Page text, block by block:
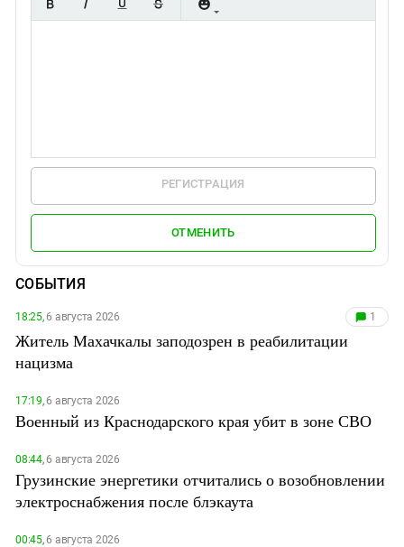
РЕГИСТРАЦИЯ
ОТМЕНИТЬ
СОБЫТИЯ
18:25,6 августа 2026 1
Житель Махачкалы заподозрен в реабилитации
нацизма
17:19,6 августа 2026
Военный из Краснодарского края убит в зоне СВО
08:44,6 августа 2026
Грузинские энергетики отчитались о возобновлении
электроснабжения после блэкаута
00:45,6 августа 2026